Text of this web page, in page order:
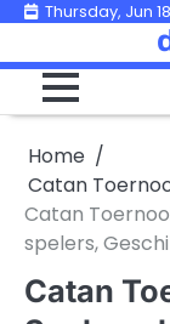
Skip
content
Thursday, Jun
Home
Catan
Catan
spelers,
Catan